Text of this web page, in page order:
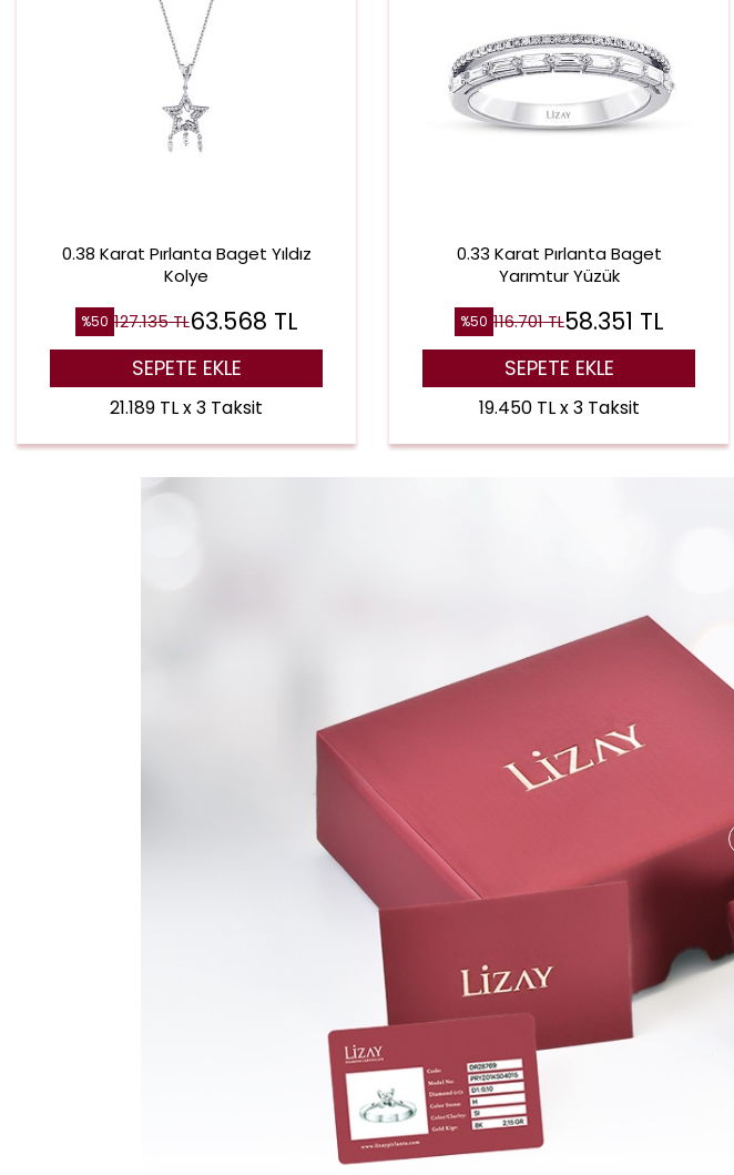
0.38 Karat Pırlanta Baget Yıldız
Kolye
%50 127.135TL63.568 TL
SEPETE EKLE
21.189 TL x 3 Taksit
0.33 Karat Pırlanta Baget
Yarımtur Yüzük
%50 116.701TL58.351 TL
SEPETE EKLE
19.450 TL x 3 Taksit